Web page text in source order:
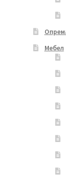
Мебел